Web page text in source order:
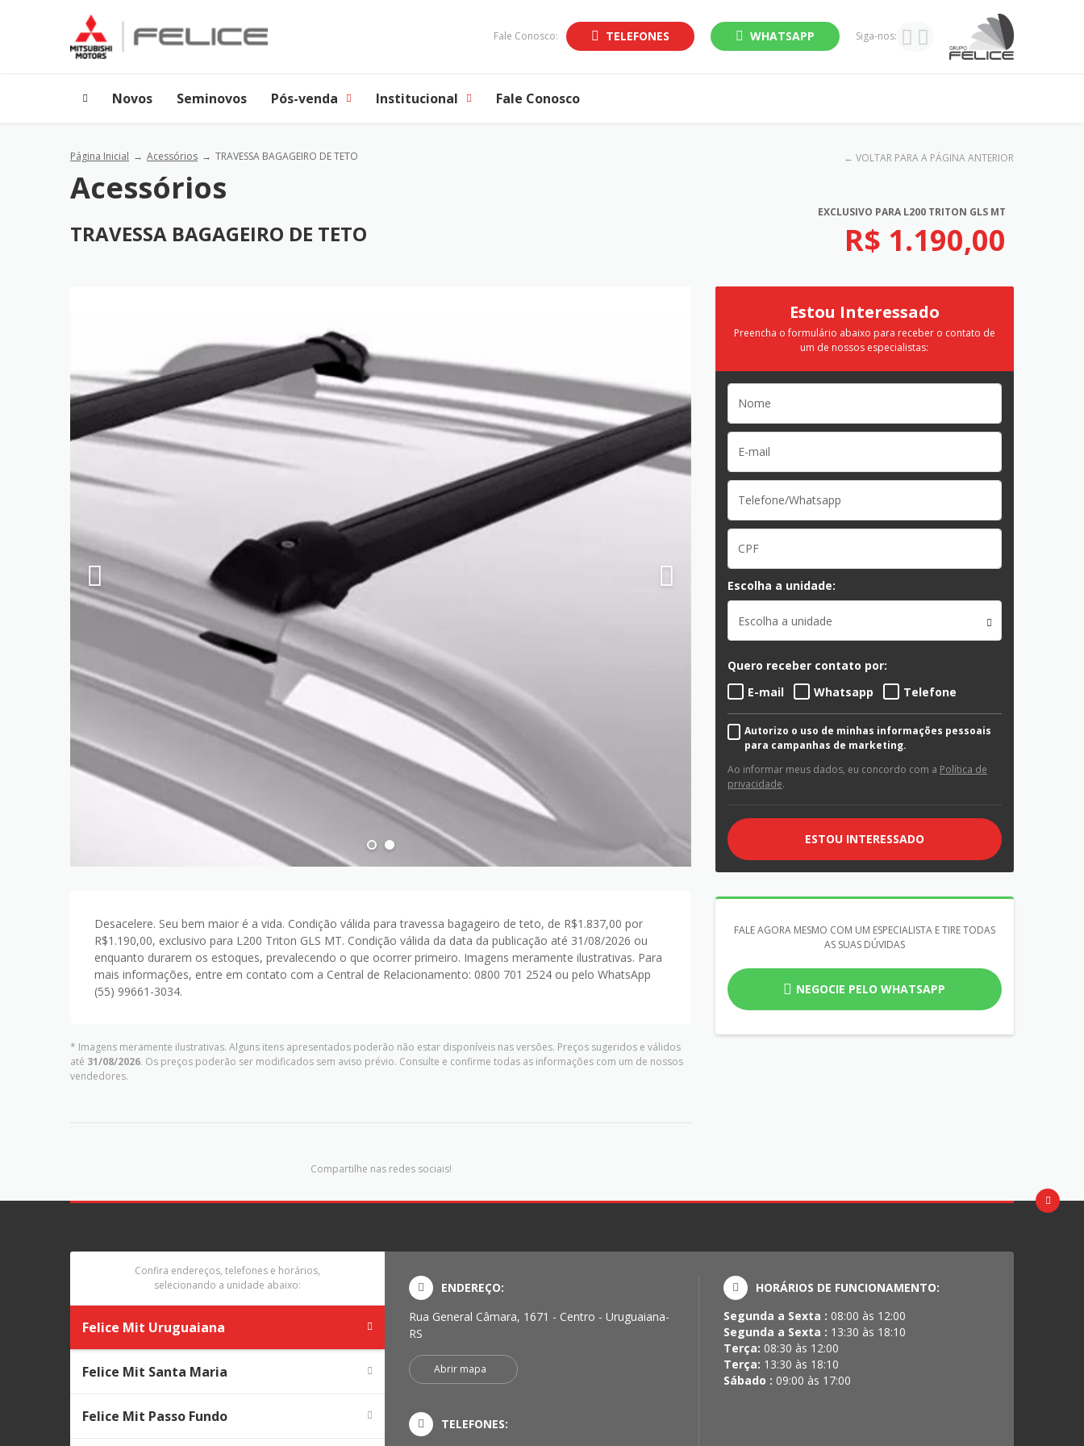
Fale Conosco: TELEFONES WHATSAPP Siga-nos:
Novos Seminovos Pós-venda Institucional Fale Conosco
Página Inicial Acessórios TRAVESSA BAGAGEIRO DE TETO ← VOLTAR PARA A PÁGINA ANTERIOR
Acessórios
TRAVESSA BAGAGEIRO DE TETO
EXCLUSIVO PARA L200 TRITON GLS MT
R$ 1.190,00
Desacelere. Seu bem maior é a vida. Condição válida para travessa bagageiro de teto, de R$1.837,00 por
R$1.190,00, exclusivo para L200 Triton GLS MT. Condição válida da data da publicação até 31/08/2026 ou
enquanto durarem os estoques, prevalecendo o que ocorrer primeiro. Imagens meramente ilustrativas. Para
mais informações, entre em contato com a Central de Relacionamento: 0800 701 2524 ou pelo WhatsApp
(55) 99661-3034.
* Imagens meramente ilustrativas. Alguns itens apresentados poderão não estar disponíveis nas versões. Preços sugeridos e válidos
até 31/08/2026. Os preços poderão ser modificados sem aviso prévio. Consulte e confirme todas as informações com um de nossos
vendedores.
Compartilhe nas redes sociais!
Estou Interessado
Preencha o formulário abaixo para receber o contato de
um de nossos especialistas:
Escolha a unidade:
Escolha a unidade
Quero receber contato por:
E-mail
Whatsapp Telefone
Autorizo o uso de minhas informações pessoais
para campanhas de marketing.
Ao informar meus dados, eu concordo com a Política de
privacidade.
ESTOU INTERESSADO
FALE AGORA MESMO COM UM ESPECIALISTA E TIRE TODAS
AS SUAS DÚVIDAS
NEGOCIE PELO WHATSAPP
Confira endereços, telefones e horários,
selecionando a unidade abaixo:
Felice Mit Uruguaiana
Felice Mit Santa Maria
Felice Mit Passo Fundo
ENDEREÇO:
Rua General Câmara, 1671 - Centro - Uruguaiana-
RS
Abrir mapa
TELEFONES:
HORÁRIOS DE FUNCIONAMENTO:
Segunda a Sexta : 08:00 às 12:00
Segunda a Sexta : 13:30 às 18:10
Terça: 08:30 às 12:00
Terça: 13:30 às 18:10
Sábado : 09:00 às 17:00